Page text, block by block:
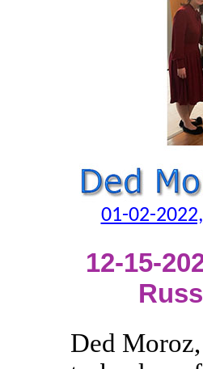
01-02-
12-15-
Ded